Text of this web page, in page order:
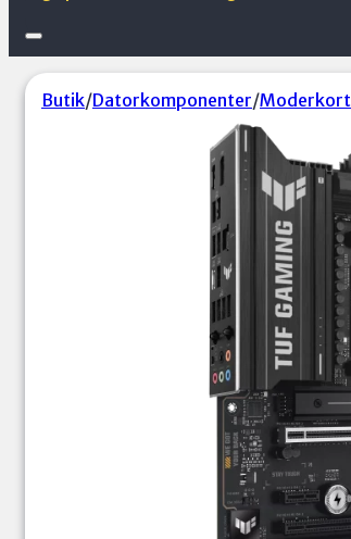
Butik/Datorkomponenter/Moderkort